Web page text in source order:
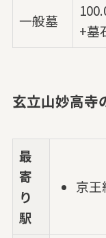
一般墓
+墓
玄立山妙高寺
最
寄
り
駅
京王